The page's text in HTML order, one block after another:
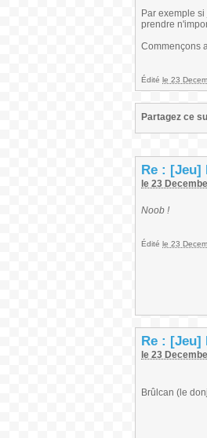
Par exemple
prendre
Commençons
Édité le 23
Partagez ce
Re : [Jeu]
le 23
Noob !
Édité le 23
Re : [Jeu]
le 23
Brûlcan (le